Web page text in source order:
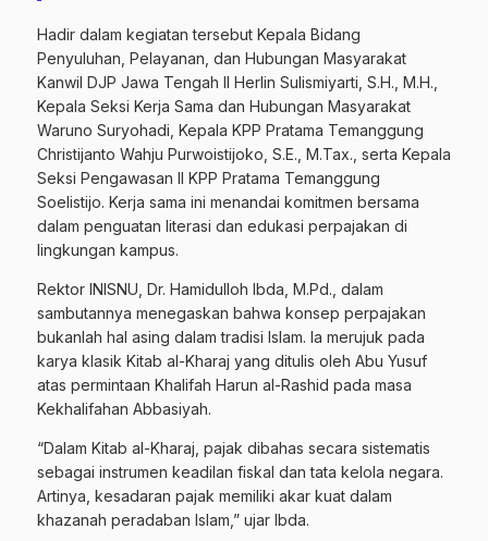
Hadir dalam kegiatan tersebut Kepala Bidang
Penyuluhan, Pelayanan, dan Hubungan Masyarakat
Kanwil DJP Jawa Tengah II Herlin Sulismiyarti, S.H., M.H.,
Kepala Seksi Kerja Sama dan Hubungan Masyarakat
Waruno Suryohadi, Kepala KPP Pratama Temanggung
Christijanto Wahju Purwoistijoko, S.E., M.Tax., serta Kepala
Seksi Pengawasan II KPP Pratama Temanggung
Soelistijo. Kerja sama ini menandai komitmen bersama
dalam penguatan literasi dan edukasi perpajakan di
lingkungan kampus.
Rektor INISNU, Dr. Hamidulloh Ibda, M.Pd., dalam
sambutannya menegaskan bahwa konsep perpajakan
bukanlah hal asing dalam tradisi Islam. Ia merujuk pada
karya klasik Kitab al-Kharaj yang ditulis oleh Abu Yusuf
atas permintaan Khalifah Harun al-Rashid pada masa
Kekhalifahan Abbasiyah.
“Dalam Kitab al-Kharaj, pajak dibahas secara sistematis
sebagai instrumen keadilan fiskal dan tata kelola negara.
Artinya, kesadaran pajak memiliki akar kuat dalam
khazanah peradaban Islam,” ujar Ibda.